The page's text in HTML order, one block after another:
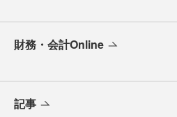
財務・会計Online
記事